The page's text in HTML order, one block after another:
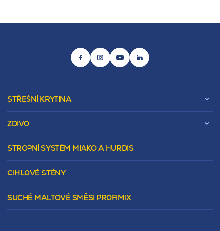
STŘEŠNÍ KRYTINA
Beta
Sedlová
Valbová
Stanová
Mansardová
Pultová
ZDIVO
Murovacie bloky
Tepelnoizolačný prvok
Vencovky
Preklady
Lícové murivo
STROPNÍ SYSTÉM MIAKO A HURDIS
CIHLOVÉ STĚNY
SUCHÉ MALTOVÉ SMĚSI PROFIMIX